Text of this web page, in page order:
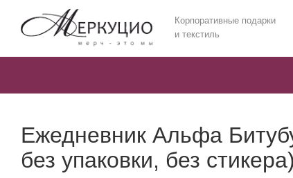
Корпоративные подарки
и текстиль
Ежедневник Альфа
без упаковки, без стикера)